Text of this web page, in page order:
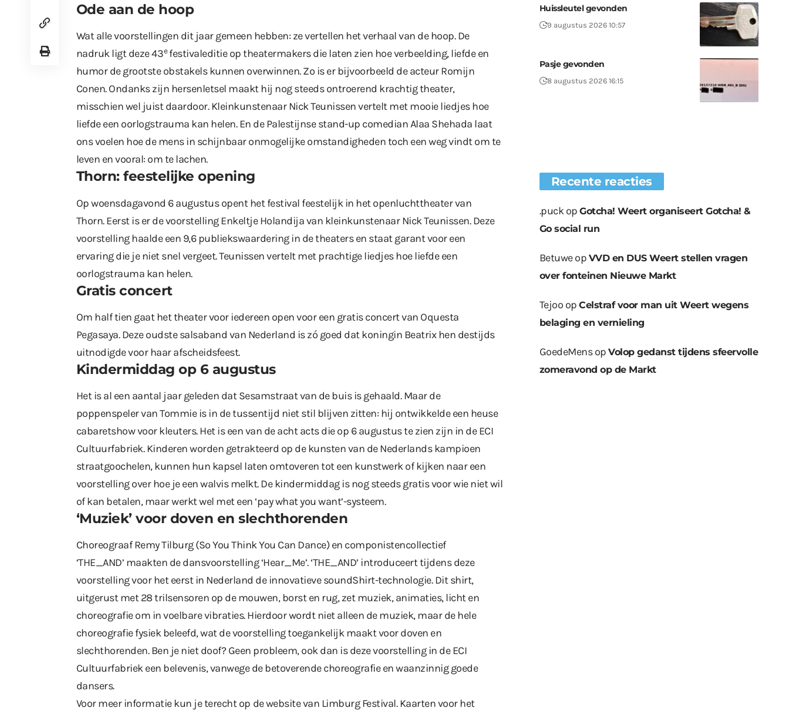
Ode aan de hoop
Wat alle voorstellingen dit jaar gemeen hebben: ze vertellen het verhaal van de hoop. De
nadruk ligt deze 43efestivaleditie op theatermakers die laten zien hoe verbeelding, liefde en
humor de grootste obstakels kunnen overwinnen. Zo is er bijvoorbeeld de acteur Romijn
Conen. Ondanks zijn hersenletsel maakt hij nog steeds ontroerend krachtig theater,
misschien wel juist daardoor. Kleinkunstenaar Nick Teunissen vertelt met mooie liedjes hoe
liefde een oorlogstrauma kan helen. En de Palestijnse stand-up comedian Alaa Shehada laat
ons voelen hoe de mens in schijnbaar onmogelijke omstandigheden toch een weg vindt om te
leven en vooral: om te lachen.
Thorn: feestelijke opening
Op woensdagavond 6 augustus opent het festival feestelijk in het openluchttheater van
Thorn. Eerst is er de voorstelling Enkeltje Holandija van kleinkunstenaar Nick Teunissen. Deze
voorstelling haalde een 9,6 publiekswaardering in de theaters en staat garant voor een
ervaring die je niet snel vergeet. Teunissen vertelt met prachtige liedjes hoe liefde een
oorlogstrauma kan helen.
Gratis concert
Om half tien gaat het theater voor iedereen open voor een gratis concert van Oquesta
Pegasaya. Deze oudste salsaband van Nederland is zó goed dat koningin Beatrix hen destijds
uitnodigde voor haar afscheidsfeest.
Kindermiddag op 6 augustus
Het is al een aantal jaar geleden dat Sesamstraat van de buis is gehaald. Maar de
poppenspeler van Tommie is in de tussentijd niet stil blijven zitten: hij ontwikkelde een heuse
cabaretshow voor kleuters. Het is een van de acht acts die op 6 augustus te zien zijn in de ECI
Cultuurfabriek. Kinderen worden getrakteerd op de kunsten van de Nederlands kampioen
straatgoochelen, kunnen hun kapsel laten omtoveren tot een kunstwerk of kijken naar een
voorstelling over hoe je een walvis melkt. De kindermiddag is nog steeds gratis voor wie niet wil
of kan betalen, maar werkt wel met een ‘pay what you want’-systeem.
‘Muziek’ voor doven en slechthorenden
Choreograaf Remy Tilburg (So You Think You Can Dance) en componistencollectief
‘THE_AND’ maakten de dansvoorstelling ‘Hear_Me’. ‘THE_AND’ introduceert tijdens deze
voorstelling voor het eerst in Nederland de innovatieve soundShirt-technologie. Dit shirt,
uitgerust met 28 trilsensoren op de mouwen, borst en rug, zet muziek, animaties, licht en
choreografie om in voelbare vibraties. Hierdoor wordt niet alleen de muziek, maar de hele
choreografie fysiek beleefd, wat de voorstelling toegankelijk maakt voor doven en
slechthorenden. Ben je niet doof? Geen probleem, ook dan is deze voorstelling in de ECI
Cultuurfabriek een belevenis, vanwege de betoverende choreografie en waanzinnig goede
dansers.
Voor meer informatie kun je terecht op de website van Limburg Festival. Kaarten voor het
Huissleutel gevonden
9 augustus 2026 10:57
Pasje gevonden
8 augustus 2026 16:15
Recente reacties
.puckopGotcha! Weert organiseert Gotcha! &
Go social run
Betuweop VVD en DUS Weert stellen vragen
over fonteinen Nieuwe Markt
Tejoo opCelstraf voor man uit Weert wegens
belaging en vernieling
GoedeMensopVolop gedanst tijdens sfeervolle
zomeravond op de Markt